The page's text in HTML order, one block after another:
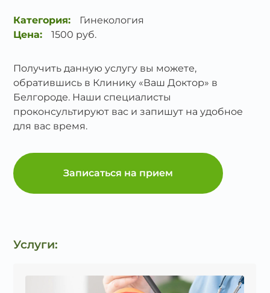
Категория:
Гинекология
Цена:
1500 руб.
Получить данную услугу вы можете,
обратившись в Клинику «Ваш Доктор» в
Белгороде. Наши специалисты
проконсультируют вас и запишут на удобное
для вас время.
Записаться на прием
Услуги: